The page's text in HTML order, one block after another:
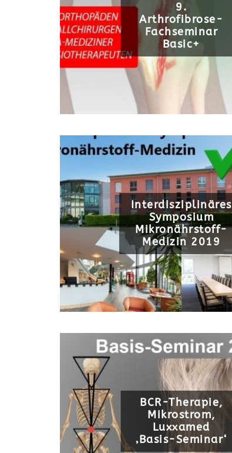
9.
Arthrofibrose-
Fachseminar
Basic+
Interdisziplinäres
Symposium
Mikronährstoff-
Medizin 2019
BCR-Therapie,
Mikrostrom,
Luxxamed
‚Basis-Seminar‘